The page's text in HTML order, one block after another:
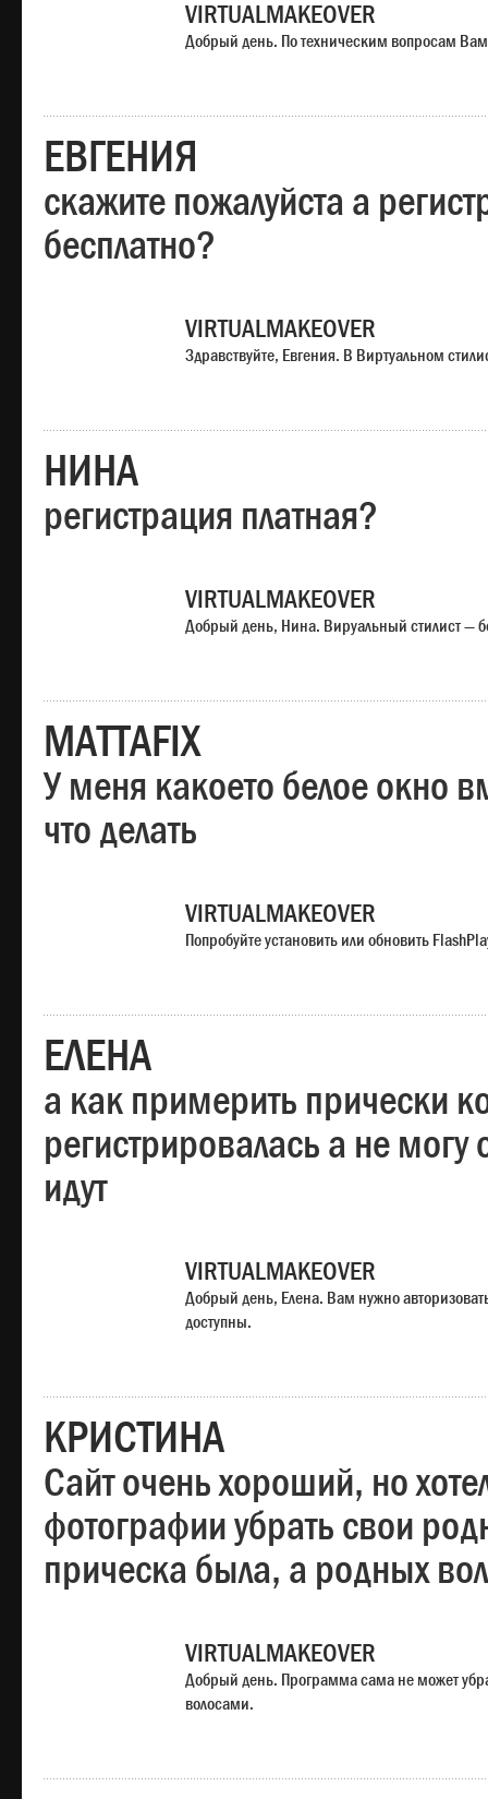
VIRTUALMAKEOVER
Добрый день. По техническим вопросам
ЕВГЕНИЯ
скажите пожалуйста а
бесплатно?
VIRTUALMAKEOVER
Здравствуйте, Евгения. В Виртуальном
НИНА
регистрация платная?
VIRTUALMAKEOVER
Добрый день, Нина. Вируальный стилист —
MATTAFIX
У меня какоето белое окно
что делать
VIRTUALMAKEOVER
Попробуйте установить или обновить
ЕЛЕНА
а как примерить прически
регистрировалась а не
идут
VIRTUALMAKEOVER
Добрый день, Елена. Вам нужно
доступны.
КРИСТИНА
Сайт очень хороший, но
фотографии убрать свои
прическа была, а родных
VIRTUALMAKEOVER
Добрый день. Программа сама не может
волосами.